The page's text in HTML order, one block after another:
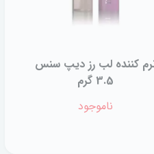
کننده لب رز دیپ سنس
3.5 گرم
ناموجود